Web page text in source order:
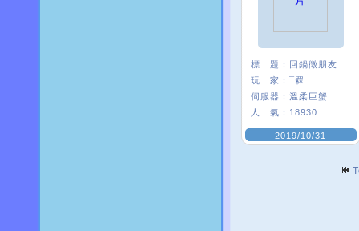
標 題：
玩 家： ¯罧
伺服器： 溫柔巨蟹
人 氣： 18930
2019/10/31